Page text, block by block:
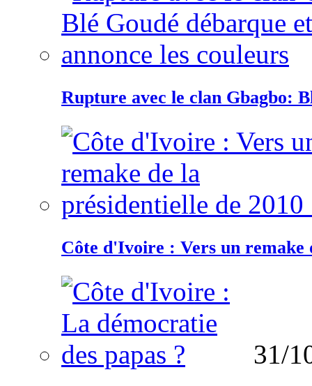
Rupture avec le clan Gbagbo:
Côte d'Ivoire : Vers un remake
31/